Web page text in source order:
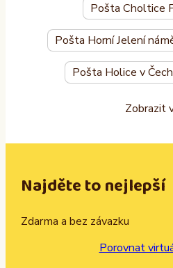
Pošta Choltice
Pošta Horní Jelení
Pošta Holice v
Zobrazit
Najděte to
Zdarma a bez závazku
Porovnat